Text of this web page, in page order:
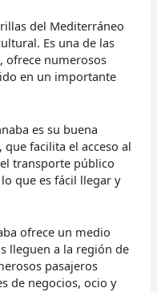
del Mediterráneo
Es una de las
ofrece numerosos
en un importante
es su buena
facilita el acceso al
transporte público
que es fácil llegar y
ofrece un medio
lleguen a la región de
pasajeros
de negocios, ocio y